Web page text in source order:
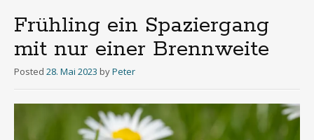
Frühling ein Spaziergang
mit nur einer Brennweite
Posted 28. Mai 2023 byPeter